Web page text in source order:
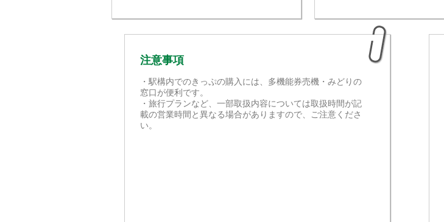
注意事項
・駅構内でのきっぷの購入には、多機能券売機・みどりの
窓口が便利です。
・旅行プランなど、一部取扱内容については取扱時間が記
載の営業時間と異なる場合がありますので、ご注意くださ
い。